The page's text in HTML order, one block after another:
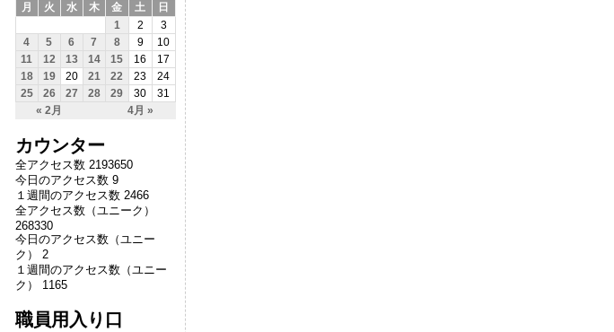
月
火 水 木 金 土 日
« 2月 4月 »
1 2
3
4
5 6 7 8 9
10
11
12 13 14 15 16
17
18
19 20 21 22 23
24
25
26 27 28 29 30 31
カウンター
全アクセス数 2193650
今日のアクセス数 9
１週間のアクセス数 2466
全アクセス数（ユニーク）
268330
今日のアクセス数（ユニー
ク） 2
１週間のアクセス数（ユニー
ク） 1165
職員用入り口